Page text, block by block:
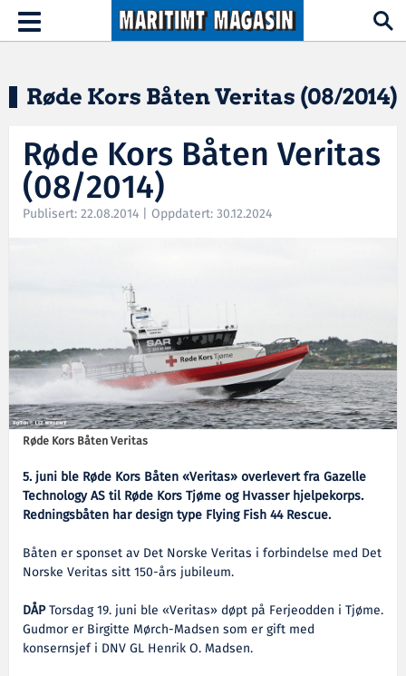
Hopp til hovedinnhold
Toggle
navigation
Røde Kors Båten Veritas (08/2014)
Røde Kors Båten Veritas
(08/2014)
Publisert: 22.08.2014 | Oppdatert: 30.12.2024
Røde Kors Båten Veritas
5. juni ble Røde Kors Båten «Veritas» overlevert fra Gazelle
Technology AS til Røde Kors Tjøme og Hvasser hjelpekorps.
Redningsbåten har design type Flying Fish 44 Rescue.
Båten er sponset av Det Norske Veritas i forbindelse med Det
Norske Veritas sitt 150-års jubileum.
DÅPTorsdag 19. juni ble «Veritas» døpt på Ferjeodden i Tjøme.
Gudmor er Birgitte Mørch-Madsen som er gift med
konsernsjef i DNV GL Henrik O. Madsen.